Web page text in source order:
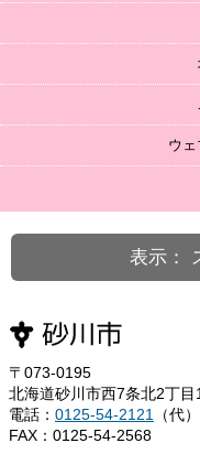
ウ
表示：
〒073-0195
北海道砂川市西7条北2丁目
電話： 0125-54-2121
（代）
FAX：0125-54-2568